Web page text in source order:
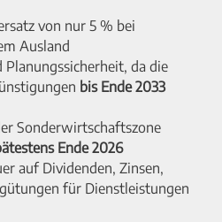
von nur 5 % bei
Ausland
Planungssicherheit, da die
bis Ende 2033
Sonderwirtschaftszone
Ende 2026
auf Dividenden, Zinsen,
für Dienstleistungen